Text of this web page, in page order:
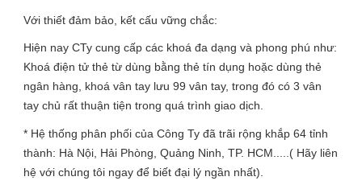
Với thiết đảm bảo, kết cấu vững chắc:
Hiện nay CTy cung cấp các khoá đa dạng và phong phú như:
Khoá điện tử thẻ từ dùng bằng thẻ tín dụng hoặc dùng thẻ
ngân hàng, khoá vân tay lưu 99 vân tay, trong đó có 3 vân
tay chủ rất thuận tiện trong quá trình giao dịch.
* Hệ thống phân phối của Công Ty đã trãi rộng khắp 64 tỉnh
thành: Hà Nội, Hải Phòng, Quảng Ninh, TP. HCM.....( Hãy liên
hệ với chúng tôi ngay để biết đại lý ngần nhất).